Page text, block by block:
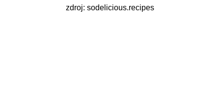
zdroj: sodelicious.recipes